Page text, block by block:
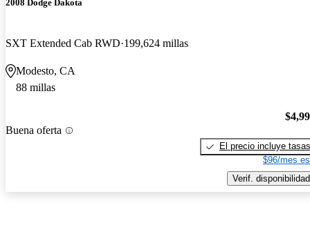
2008 Dodge Dakota
SXT Extended Cab RWD 199,624 millas
Modesto, CA
88 millas
Buena oferta
El precio incluye tasas
$96/mes
Verif. disponibilidad